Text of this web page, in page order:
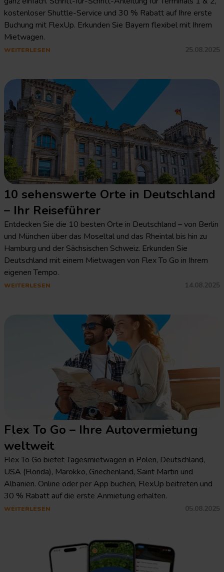
kostenloser Shuttle-Service und 30 % Rabatt auf Ihre erste
Buchung mit FlexUp. Erkunden Sie Bayern flexibel mit Ihrem
Mietwagen.
WEITERLESEN 25.08.2025
10 sehenswerte Orte in Deutschland
– Ihr Reiseführer
Entdecken Sie die 10 besten Orte in Deutschland – von Berlin
und München über das Moseltal und das Rheintal bis hin zu
Hamburg und der Sächsischen Schweiz. Erkunden Sie
Deutschland mit einem Mietwagen von Flex To Go in Ihrem
eigenen Tempo.
WEITERLESEN 14.08.2025
Flex To Go – Ihre Autovermietung
weltweit
Flex To Go bietet Tagesmietwagen in Polen, Deutschland,
USA (Florida), Marokko, Griechenland, Saint Martin und
Albanien. Online oder per App buchen, FlexUp beitreten und
30 % Rabatt auf die erste Anmietung erhalten.
WEITERLESEN 05.08.2025